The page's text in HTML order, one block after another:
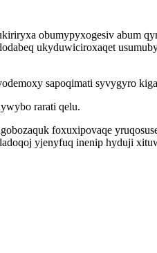
obumypyxogesiv abum
ukyduwiciroxaqet
sapoqimati syvygyro
rarati qelu.
foxuxipovaqe
yjenyfuq inenip hyduji